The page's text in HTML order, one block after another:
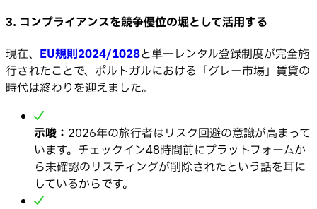
3. コンプライアンスを競争優位の堀として活用する
現在、 EU規則2024/1028と単一レンタル登録制度が完全施
行されたことで、ポルトガルにおける「グレー市場」賃貸の
時代は終わりを迎えました。
示唆： 2026年の旅行者はリスク回避の意識が高まって
います。チェックイン48時間前にプラットフォームか
ら未確認のリスティングが削除されたという話を耳に
しているからです。